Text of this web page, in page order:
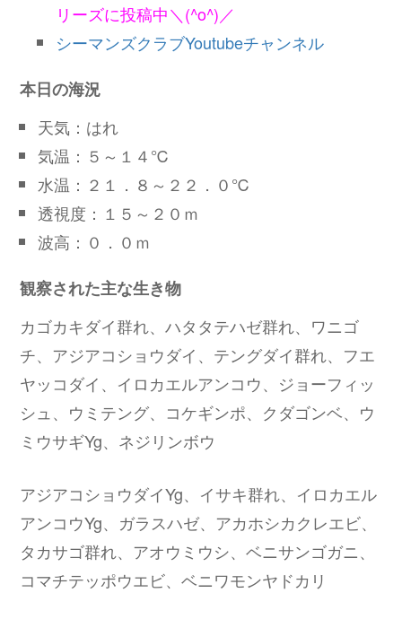
リーズに投稿中＼(^o^)／
シーマンズクラブYoutubeチャンネル
本日の海況
天気：はれ
気温：５～１４℃
水温：２１．８～２２．０℃
透視度：１５～２０ｍ
波高：０．０ｍ
観察された主な生き物
カゴカキダイ群れ、ハタタテハゼ群れ、ワニゴ
チ、アジアコショウダイ、テングダイ群れ、フエ
ヤッコダイ、イロカエルアンコウ、ジョーフィッ
シュ、ウミテング、コケギンポ、クダゴンベ、ウ
ミウサギYg、ネジリンボウ
アジアコショウダイYg、イサキ群れ、イロカエル
アンコウYg、ガラスハゼ、アカホシカクレエビ、
タカサゴ群れ、アオウミウシ、ベニサンゴガニ、
コマチテッポウエビ、ベニワモンヤドカリ